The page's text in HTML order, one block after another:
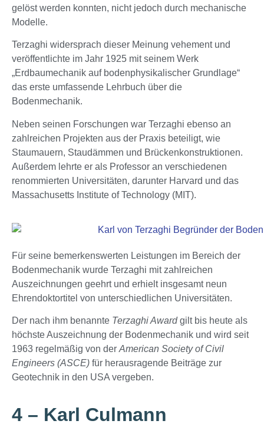
gelöst werden konnten, nicht jedoch durch mechanische
Modelle.
Terzaghi widersprach dieser Meinung vehement und
veröffentlichte im Jahr 1925 mit seinem Werk
„Erdbaumechanik auf bodenphysikalischer Grundlage“
das erste umfassende Lehrbuch über die
Bodenmechanik.
Neben seinen Forschungen war Terzaghi ebenso an
zahlreichen Projekten aus der Praxis beteiligt, wie
Staumauern, Staudämmen und Brückenkonstruktionen.
Außerdem lehrte er als Professor an verschiedenen
renommierten Universitäten, darunter Harvard und das
Massachusetts Institute of Technology (MIT).
Für seine bemerkenswerten Leistungen im Bereich der
Bodenmechanik wurde Terzaghi mit zahlreichen
Auszeichnungen geehrt und erhielt insgesamt neun
Ehrendoktortitel von unterschiedlichen Universitäten.
Der nach ihm benannte Terzaghi Awardgilt bis heute als
höchste Auszeichnung der Bodenmechanik und wird seit
1963 regelmäßig von der American Society of Civil
Engineers (ASCE) für herausragende Beiträge zur
Geotechnik in den USA vergeben.
4 – Karl Culmann